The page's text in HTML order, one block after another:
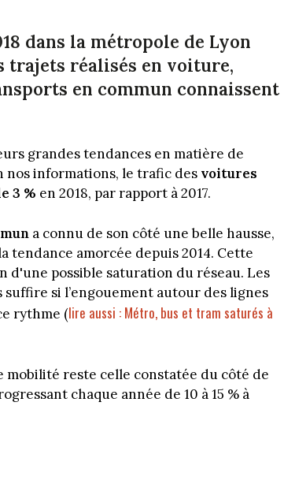
dans la métropole de Lyon
trajets réalisés en voiture,
en commun connaissent
grandes tendances en matière de
nos informations, le trafic des voitures
3 % en 2018, par rapport à 2017.
a connu de son côté une belle hausse,
tendance amorcée depuis 2014. Cette
d'une possible saturation du réseau. Les
si l’engouement autour des lignes
rythme (lire aussi : Métro, bus et tram saturés à
reste celle constatée du côté de
chaque année de 10 à 15 % à